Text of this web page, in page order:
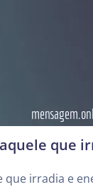
que
que irradia e